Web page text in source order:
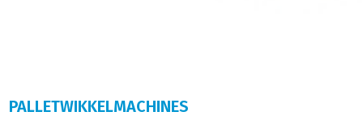
PALLETWIKKELMACHINES